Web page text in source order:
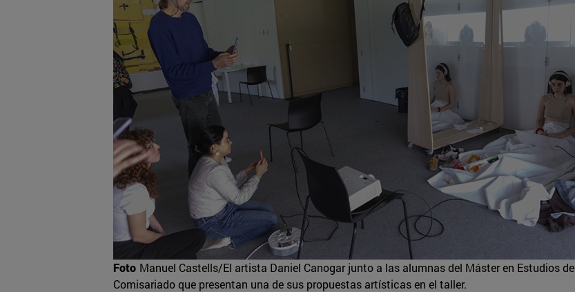
Foto Manuel Castells/El artista Daniel Canogar junto a las alumnas del Máster en Estudios de
Comisariado que presentan una de sus propuestas artísticas en el taller.